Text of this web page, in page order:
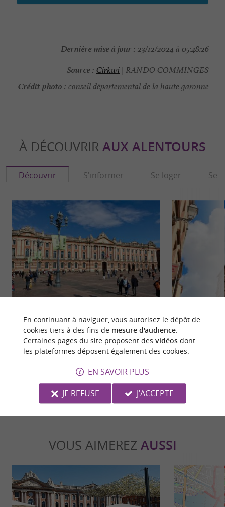
Dernière mise à jour : 23/12/2024 à 05:48:26
Source : Cirkwi | RANDO COMMINGES
Crédit photo : conseil départemental de la haute garonne
À DÉCOUVRIR AUX ALENTOURS
Découvrir S'informer Se loger Se
Le Capitole de Toulouse, bien plus qu'un simple
édifice, est un véritable témoin de l'histoire de la
ville. Un ...
90 m - Toulouse
Église Notre-
L'église Notre-
religieux
Elle se situe sur la
VOUS AIMEREZ AUSSI
En continuant à naviguer, vous autorisez le dépôt de
cookies tiers à des fins de mesure d'audience.
Certaines pages du site proposent des vidéosdont
les plateformes déposent également des cookies.
EN SAVOIR PLUS
JE REFUSE
J'ACCEPTE